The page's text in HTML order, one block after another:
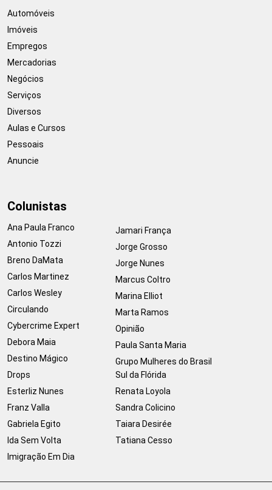
Automóveis
Imóveis
Empregos
Mercadorias
Negócios
Serviços
Diversos
Aulas e Cursos
Pessoais
Anuncie
Colunistas
Ana Paula Franco
Antonio Tozzi
Breno DaMata
Carlos Martinez
Carlos Wesley
Circulando
Cybercrime Expert
Debora Maia
Destino Mágico
Drops
Esterliz Nunes
Franz Valla
Gabriela Egito
Ida Sem Volta
Imigração Em Dia
Jamari França
Jorge Grosso
Jorge Nunes
Marcus Coltro
Marina Elliot
Marta Ramos
Opinião
Paula Santa Maria
Grupo Mulheres do Brasil
Sul da Flórida
Renata Loyola
Sandra Colicino
Taiara Desirée
Tatiana Cesso